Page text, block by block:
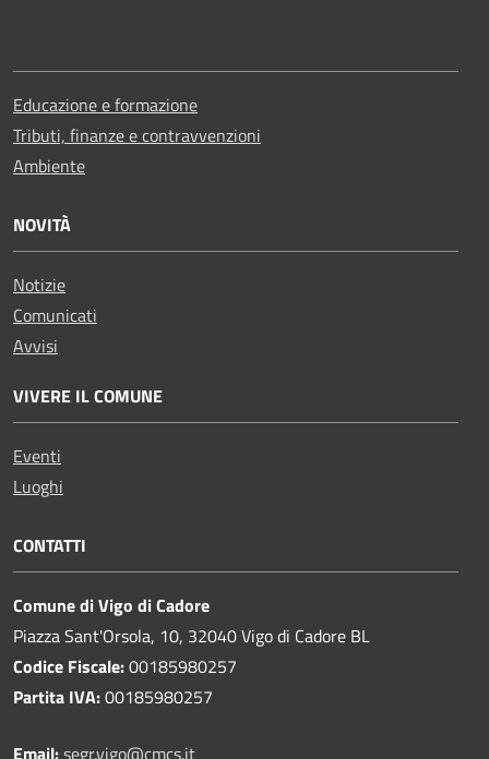
Educazione e formazione
Tributi, finanze e contravvenzioni
Ambiente
NOVITÀ
Notizie
Comunicati
Avvisi
VIVERE IL COMUNE
Eventi
Luoghi
CONTATTI
Comune di Vigo di Cadore
Piazza Sant'Orsola, 10, 32040 Vigo di Cadore BL
Codice Fiscale:00185980257
Partita IVA:00185980257
Email:segr.vigo@cmcs.it